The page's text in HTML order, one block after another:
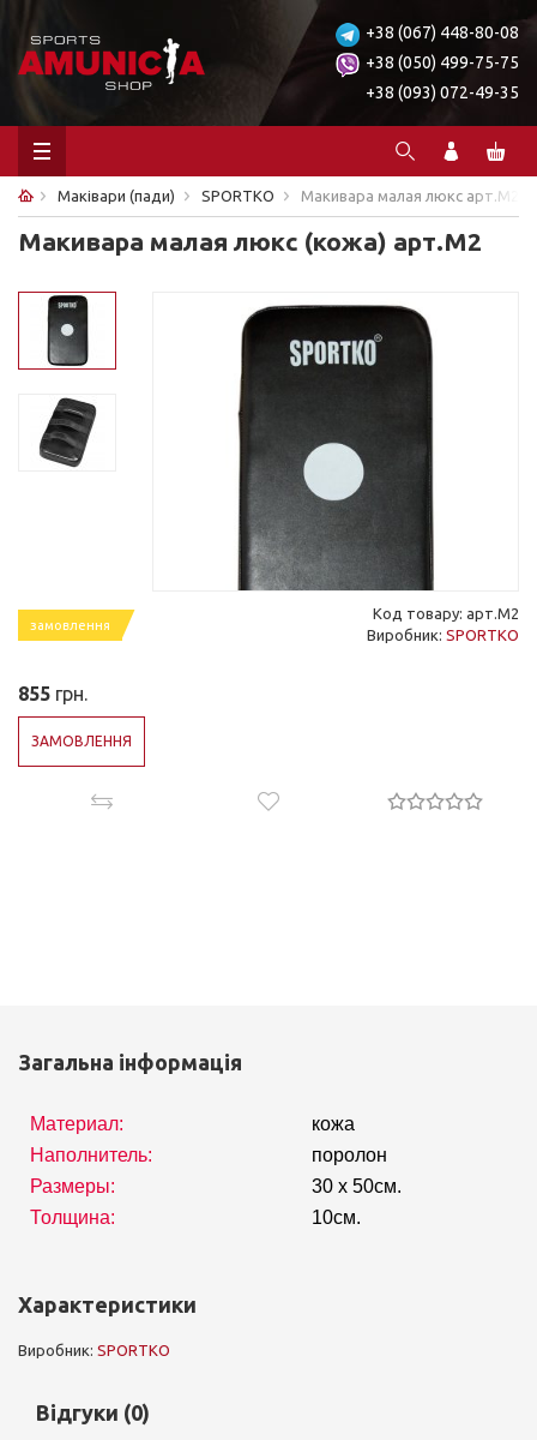
+38 (067) 448-80-08
+38 (050) 499-75-75
+38 (093) 072-49-35
Маківари (пади) SPORTKO Макивара малая люкс арт.М2
Макивара малая люкс (кожа) арт.М2
замовлення
Код товару: арт.М2
Виробник: SPORTKO
855 грн.
ЗАМОВЛЕННЯ
Загальна інформація
Материал:
кожа
Наполнитель:
поролон
Размеры:
30 х 50см.
Толщина:
10см.
Характеристики
Виробник: SPORTKO
Відгуки (0)